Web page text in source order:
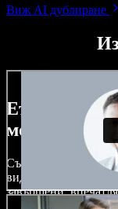
Виж AI дублиране
Ето само
можете да
Създавайте
видео без авторски
завършени,